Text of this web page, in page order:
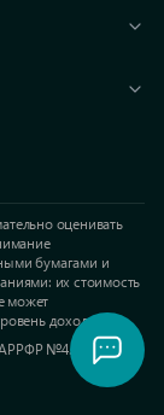
оценивать
бумагами и
их стоимость
может
доходов.
№4.3.19 от